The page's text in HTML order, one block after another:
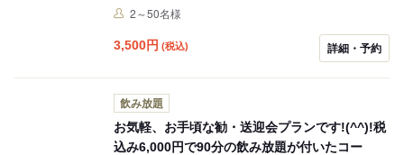
※写真はイメージです
2～50名様
3,500円 (税込) 詳細・予約
飲み放題
お気軽、お手頃な勧・送迎会プランです!(^^)!税
込み6,000円で90分の飲み放題が付いたコー